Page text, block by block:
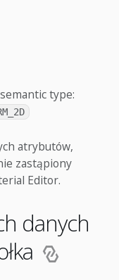
type:
atrybutów,
zastąpiony
Editor.
danych